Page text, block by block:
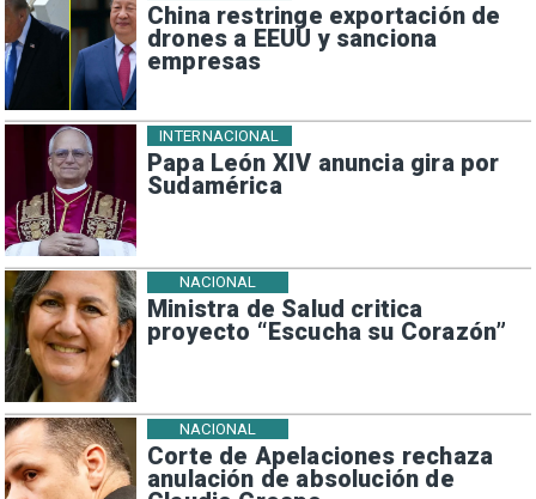
China restringe exportación de
drones a EEUU y sanciona
empresas
Papa León XIV anuncia gira por
Sudamérica
INTERNACIONAL
Ministra de Salud critica
proyecto “Escucha su Corazón”
NACIONAL
Corte de Apelaciones rechaza
anulación de absolución de
NACIONAL